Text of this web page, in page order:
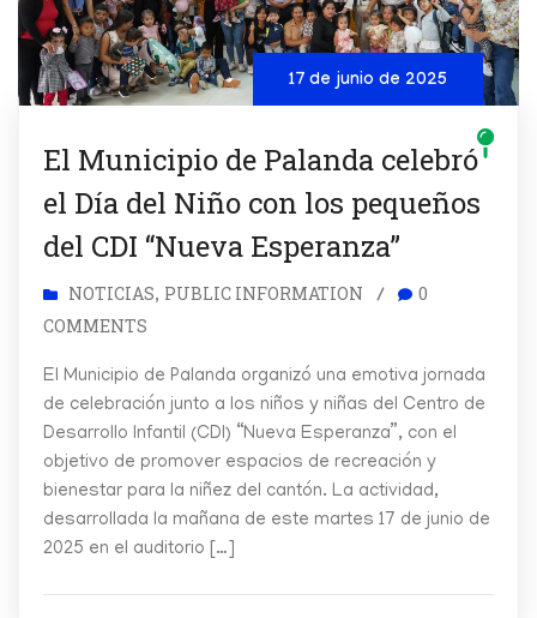
17 de junio de 2025
El Municipio de Palanda celebró
el Día del Niño con los pequeños
del CDI “Nueva Esperanza”
NOTICIAS, PUBLIC INFORMATION /
0
COMMENTS
El Municipio de Palanda organizó una emotiva jornada
de celebración junto a los niños y niñas del Centro de
Desarrollo Infantil (CDI) “Nueva Esperanza”, con el
objetivo de promover espacios de recreación y
bienestar para la niñez del cantón. La actividad,
desarrollada la mañana de este martes 17 de junio de
2025 en el auditorio […]